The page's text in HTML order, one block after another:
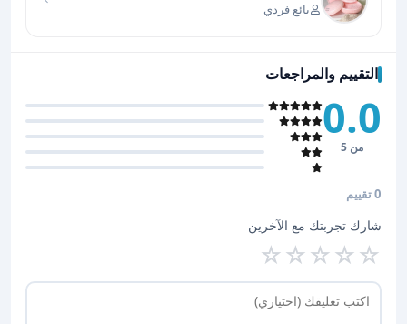
بائع فردي
التقييم والمراجعات
0.0
من 5
0 تقييم
شارك تجربتك مع الآخرين
☆
☆
☆
☆
☆